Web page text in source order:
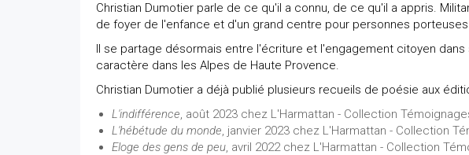
Christian Dumotier parle de ce qu'il a connu, de ce qu'il a appris.
de foyer de l'enfance et d'un grand centre pour personnes
Il se partage désormais entre l'écriture et l'engagement citoyen dans
caractère dans les Alpes de Haute Provence.
Christian Dumotier a déjà publié plusieurs recueils de poésie aux
L'indifférence, août 2023 chez L'Harmattan - Collection
L'hébétude du monde, janvier 2023 chez L'Harmattan - Collection
Eloge des gens de peu, avril 2022 chez L'Harmattan - Collection